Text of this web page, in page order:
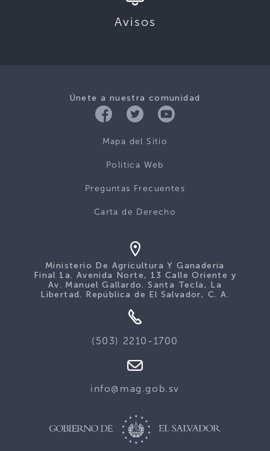
Avisos
Únete a nuestra comunidad
Mapa del Sitio
Politica Web
Preguntas Frecuentes
Carta de Derecho
Ministerio De Agricultura Y Ganadería
Final 1a. Avenida Norte, 13 Calle Oriente y
Av. Manuel Gallardo. Santa Tecla, La
Libertad. República de El Salvador, C. A.
(503) 2210-1700
info@mag.gob.sv